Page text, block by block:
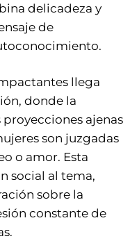
delicadeza y
de
llega
donde la
ajenas
son juzgadas
o amor. Esta
social al tema,
sobre la
constante de